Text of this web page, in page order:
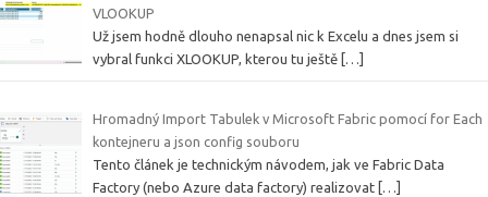
VLOOKUP
Už jsem hodně dlouho nenapsal nic k Excelu a dnes jsem si
vybral funkci XLOOKUP, kterou tu ještě […]
Hromadný Import Tabulek v Microsoft Fabric pomocí for Each
kontejneru a json config souboru
Tento článek je technickým návodem, jak ve Fabric Data
Factory (nebo Azure data factory) realizovat […]